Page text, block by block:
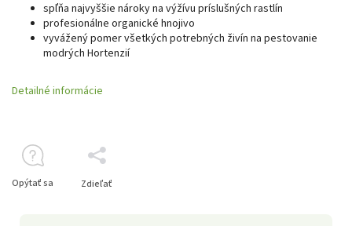
spľňa najvyššie nároky na výžívu príslušných rastlín
profesionálne organické hnojivo
vyvážený pomer všetkých potrebných živín na pestovanie
modrých Hortenzií
Detailné informácie
Opýtať sa Zdieľať